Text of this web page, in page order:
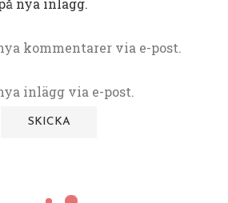
nya inlägg.
kommentarer via e-post.
inlägg via e-post.